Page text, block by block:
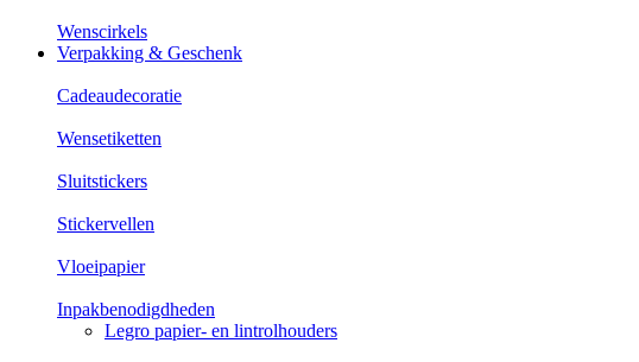
Wenscirkels
Verpakking & Geschenk
Cadeaudecoratie
Wensetiketten
Sluitstickers
Stickervellen
Vloeipapier
Inpakbenodigdheden
Legro papier- en lintrolhouders